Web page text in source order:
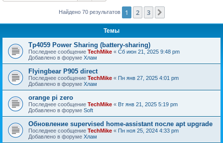
Найдено 70 результатов 1 2 3
Темы
Tp4059 Power Sharing (battery-sharing)
Последнее сообщение TechMike « Сб июн 21, 2025 9:48 pm
Добавлено в форуме Хлам
Flyingbear P905 direct
Последнее сообщение TechMike « Пн янв 27, 2025 4:01 pm
Добавлено в форуме Хлам
orange pi zero
Последнее сообщение TechMike « Вт янв 21, 2025 5:19 pm
Добавлено в форуме Soft
Обновление supervised home-assistant после apt upgrade
Последнее сообщение TechMike « Пн ноя 25, 2024 4:33 pm
Добавлено в форуме Хлам